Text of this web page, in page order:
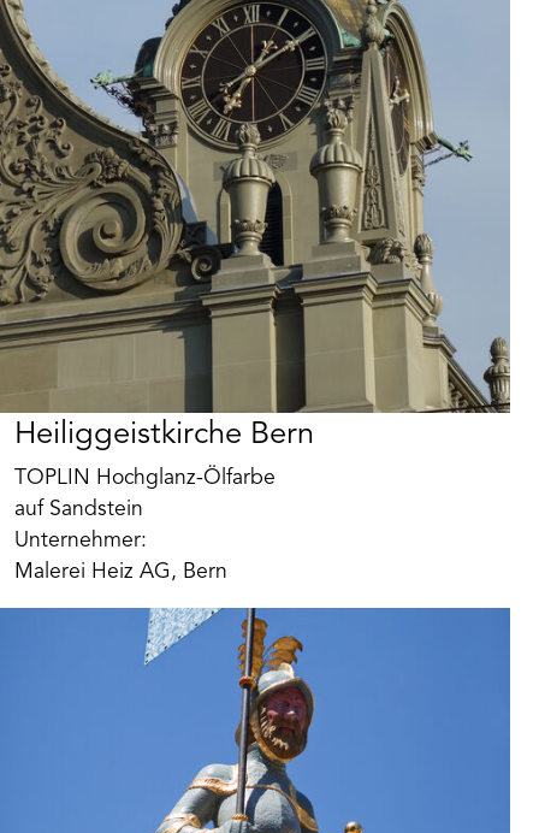
Heiliggeistkirche Bern
TOPLIN Hochglanz-Ölfarbe
auf Sandstein
Unternehmer:
Malerei Heiz AG, Bern